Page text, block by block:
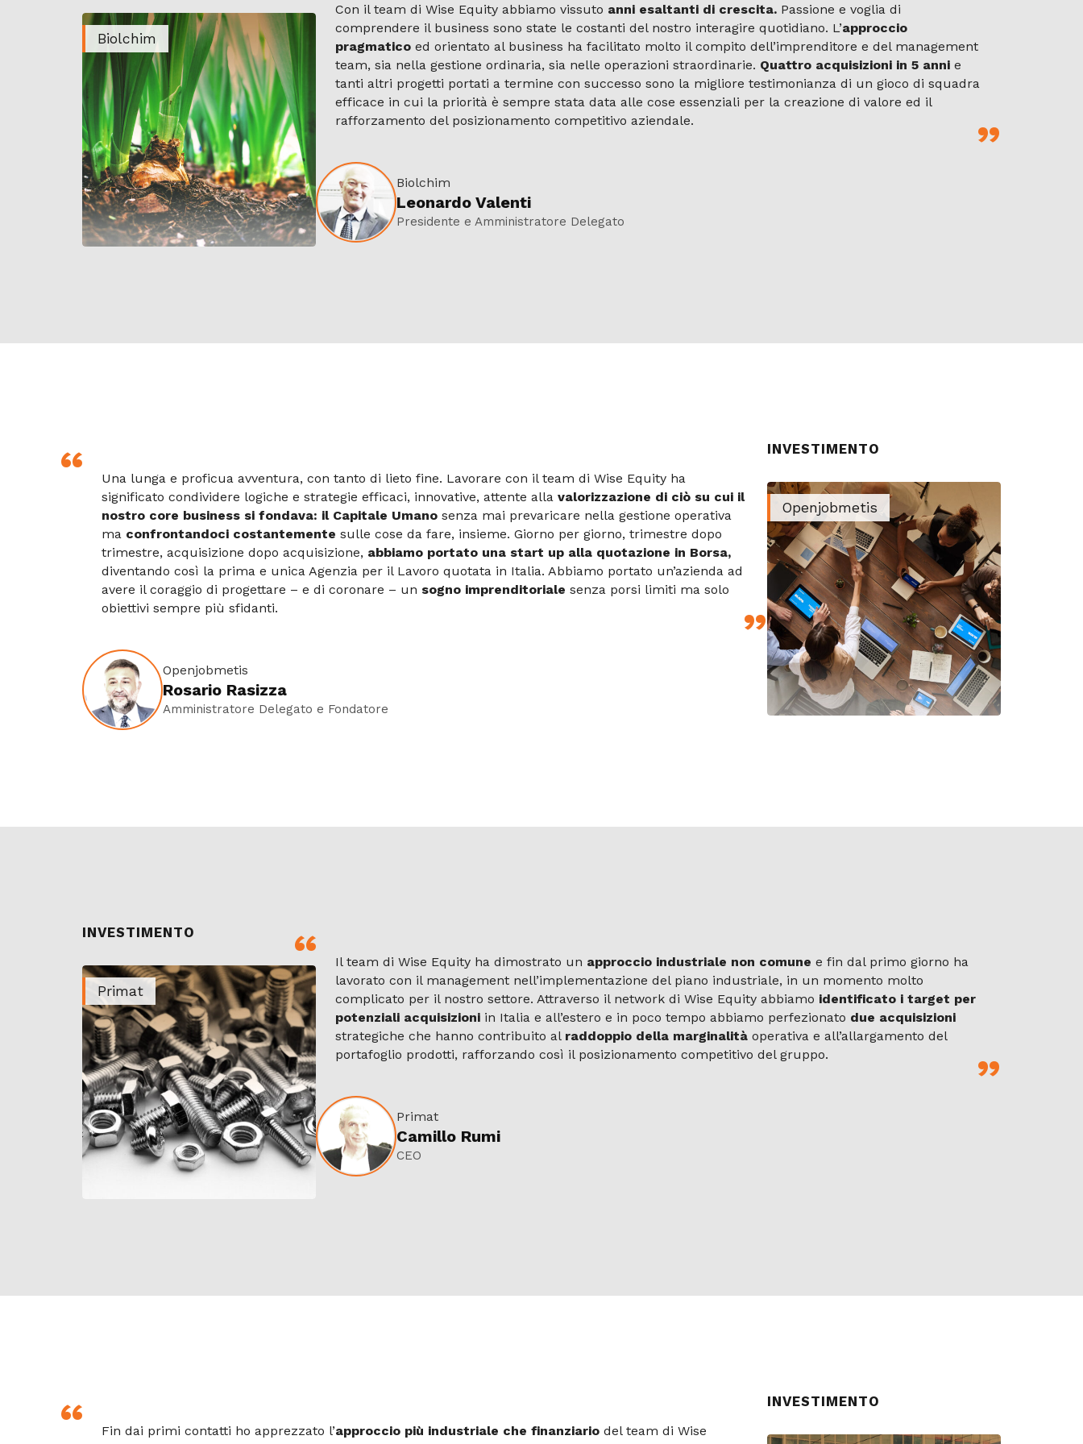
Biolchim
Con il team di Wise Equity abbiamo vissuto anni esaltanti di crescita. Passione e voglia di
comprendere il business sono state le costanti del nostro interagire quotidiano. L’approccio
pragmatico ed orientato al business ha facilitato molto il compito dell’imprenditore e del management
team, sia nella gestione ordinaria, sia nelle operazioni straordinarie. Quattro acquisizioni in 5 anni e
tanti altri progetti portati a termine con successo sono la migliore testimonianza di un gioco di squadra
efficace in cui la priorità è sempre stata data alle cose essenziali per la creazione di valore ed il
rafforzamento del posizionamento competitivo aziendale.
Biolchim
Leonardo Valenti
Presidente e Amministratore Delegato
Una lunga e proficua avventura, con tanto di lieto fine. Lavorare con il team di Wise Equity ha
significato condividere logiche e strategie efficaci, innovative, attente alla valorizzazione di ciò su cui il
nostro core business si fondava: il Capitale Umano senza mai prevaricare nella gestione operativa
ma confrontandoci costantemente sulle cose da fare, insieme. Giorno per giorno, trimestre dopo
trimestre, acquisizione dopo acquisizione, abbiamo portato una start up alla quotazione in Borsa,
diventando così la prima e unica Agenzia per il Lavoro quotata in Italia. Abbiamo portato un’azienda ad
avere il coraggio di progettare – e di coronare – un sogno imprenditoriale senza porsi limiti ma solo
obiettivi sempre più sfidanti.
Openjobmetis
Rosario Rasizza
Amministratore Delegato e Fondatore
INVESTIMENTO
Openjobmetis
INVESTIMENTO
Primat
Il team di Wise Equity ha dimostrato un approccio industriale non comune e fin dal primo giorno ha
lavorato con il management nell’implementazione del piano industriale, in un momento molto
complicato per il nostro settore. Attraverso il network di Wise Equity abbiamo identificato i target per
potenziali acquisizioni in Italia e all’estero e in poco tempo abbiamo perfezionato due acquisizioni
strategiche che hanno contribuito al raddoppio della marginalità operativa e all’allargamento del
portafoglio prodotti, rafforzando così il posizionamento competitivo del gruppo.
Primat
Camillo Rumi
CEO
Fin dai primi contatti ho apprezzato l’approccio più industriale che finanziario del team di Wise
INVESTIMENTO